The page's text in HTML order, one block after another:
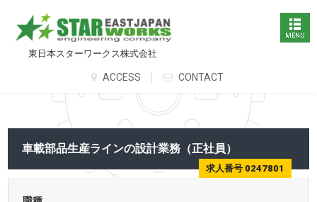
東日本スターワークス株式会社
ACCESS CONTACT
車載部品生産ラインの設計業務（正社員）
求人番号 0247801